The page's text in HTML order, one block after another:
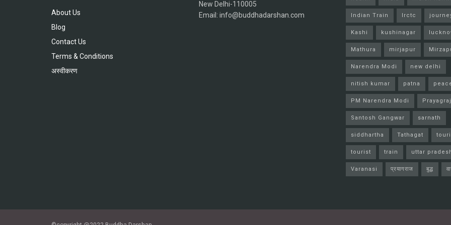
About Us
Blog
Contact Us
Terms & Conditions
अस्वीकरण
New Delhi-110005
Email: info@buddhadarshan.com
Indian Train Irctc
Kashi kushinagar
Mathura mirjapur
Narendra Modi new delhi
nitish kumar patna
PM Narendra Modi Prayagraj
Santosh Gangwar sarnath
siddhartha Tathagat
tourist train uttar
Varanasi प्रयागराज बुद्ध